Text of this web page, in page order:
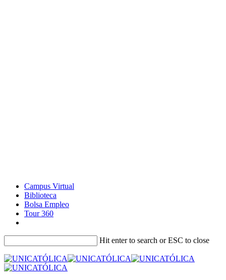
Campus Virtual
Biblioteca
Bolsa Empleo
Tour 360
Hit enter to search or ESC to close